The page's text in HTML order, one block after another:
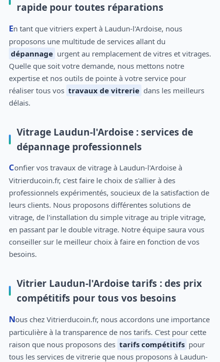
rapide pour toutes réparations
En tant que vitriers expert à Laudun-l'Ardoise, nous
proposons une multitude de services allant du
dépannage urgent au remplacement de vitres et vitrages.
Quelle que soit votre demande, nous mettons notre
expertise et nos outils de pointe à votre service pour
réaliser tous vos travaux de vitrerie dans les meilleurs
délais.
Vitrage Laudun-l'Ardoise : services de
dépannage professionnels
Confier vos travaux de vitrage à Laudun-l'Ardoise à
Vitrierducoin.fr, c'est faire le choix de s'allier à des
professionnels expérimentés, soucieux de la satisfaction de
leurs clients. Nous proposons différentes solutions de
vitrage, de l'installation du simple vitrage au triple vitrage,
en passant par le double vitrage. Notre équipe saura vous
conseiller sur le meilleur choix à faire en fonction de vos
besoins.
Vitrier Laudun-l'Ardoise tarifs : des prix
compétitifs pour tous vos besoins
Nous chez Vitrierducoin.fr, nous accordons une importance
particulière à la transparence de nos tarifs. C'est pour cette
raison que nous proposons des tarifs compétitifs pour
tous les services de vitrerie que nous proposons à Laudun-